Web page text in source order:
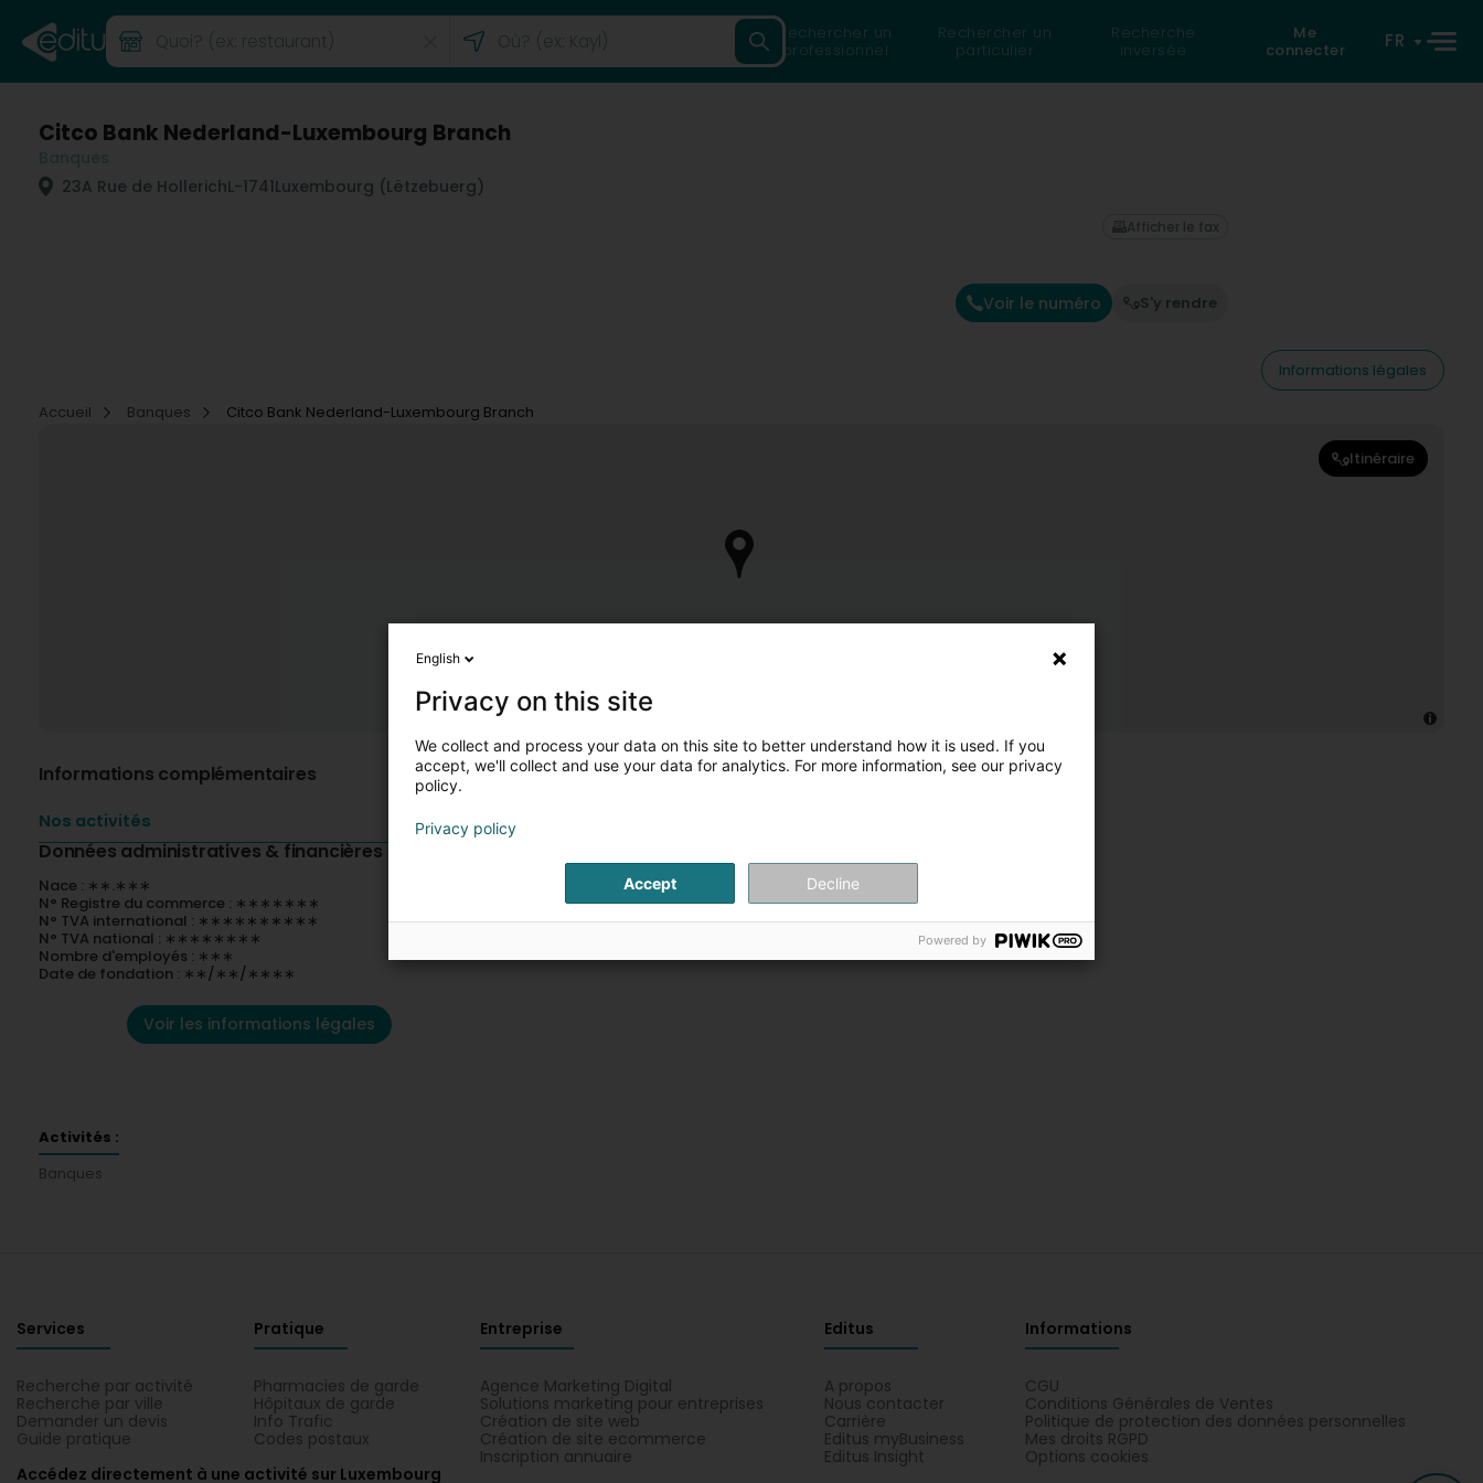
Rechercher un
professionnel
Rechercher un
particulier
Recherche
inversée
Me
connecter
FR
Citco Bank Nederland-Luxembourg Branch
23A Rue de HollerichL-1741Luxembourg (Lëtzebuerg)
Voir le numéro S'y rendre
Afficher le fax
Informations légales
Accueil
Banques Citco Bank Nederland-Luxembourg Branch
Itinéraire
Informations complémentaires
Nos activités
Données administratives & financières
Nace : ∗∗.∗∗∗
N° Registre du commerce : ∗∗∗∗∗∗∗
N° TVA international : ∗∗∗∗∗∗∗∗∗∗
N° TVA national : ∗∗∗∗∗∗∗∗
Nombre d'employés : ∗∗∗
Date de fondation : ∗∗/∗∗/∗∗∗∗
Voir les informations légales
Activités :
Banques
Services
Recherche par activité
Recherche par ville
Demander un devis
Guide pratique
Pratique
Pharmacies de garde
Hôpitaux de garde
Info Trafic
Codes postaux
Entreprise
Agence Marketing Digital
Solutions marketing pour entreprises
Création de site web
Création de site ecommerce
Inscription annuaire
Editus
A propos
Nous contacter
Carrière
Editus myBusiness
Editus Insight
Informations
CGU
Conditions Générales de Ventes
Politique de protection des données personnelles
Mes droits RGPD
Options cookies
Accédez directement à une activité sur Luxembourg
English
Privacy on this site
We collect and process your data on this site to better understand how it is used. If you
accept, we'll collect and use your data for analytics. For more information, see our privacy
policy.
Privacy policy
Accept Decline
Powered by